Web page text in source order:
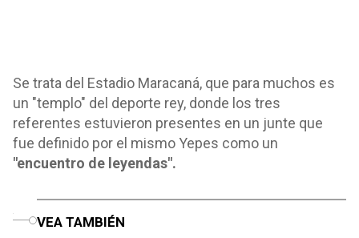
Se trata del Estadio Maracaná, que para muchos es
un "templo" del deporte rey, donde los tres
referentes estuvieron presentes en un junte que
fue definido por el mismo Yepes como un
"encuentro de leyendas".
VEA TAMBIÉN